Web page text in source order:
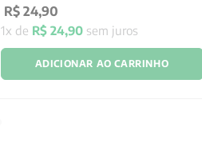
R$ 24,90
1x de R$ 24,90sem juros
ADICIONAR AO CARRINHO